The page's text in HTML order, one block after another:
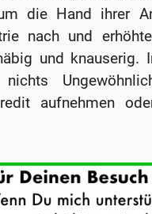
die Hand ihrer
nach und
und
aufnehmen